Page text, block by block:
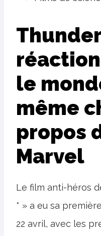
le
même
propos
Marvel
Le film anti-héros
* » a eu sa
22 avril, avec les